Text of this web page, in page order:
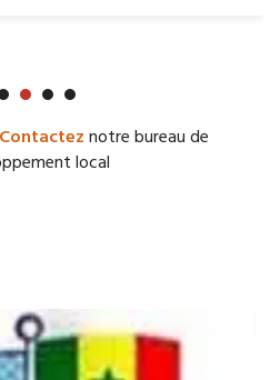
Contacteznotre bureau de
local